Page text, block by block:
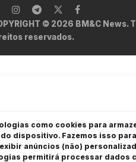
como cookies para
dispositivo. Fazemos isso
anúncios (não)
permitirá processar dados
© 2026 BM&C News.
reservados.